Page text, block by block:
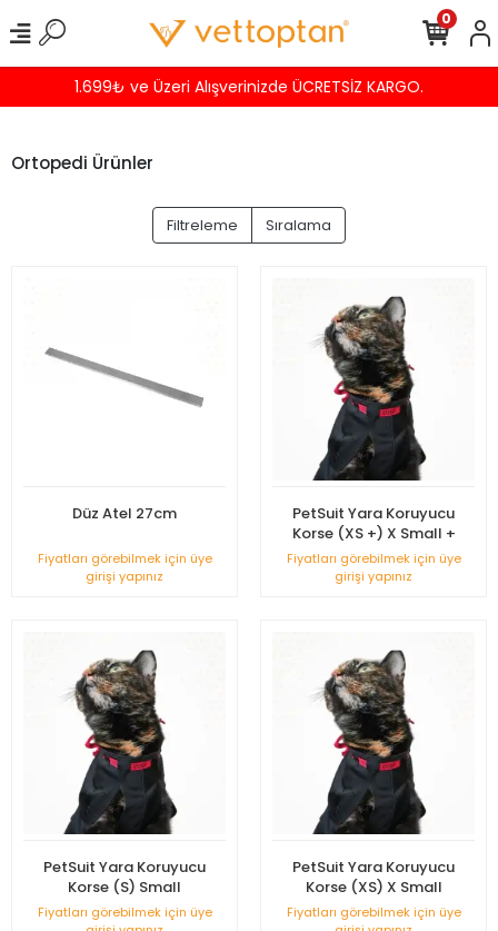
KARGO. Havalede %4
0
Ortopedi Ürünler
Filtreleme Sıralama
Düz Atel 27cm
Fiyatları görebilmek için üye
girişi yapınız
PetSuit Yara Koruyucu
Korse (XS +) X Small +
Fiyatları görebilmek için üye
girişi yapınız
PetSuit Yara Koruyucu
Korse (S) Small
Fiyatları görebilmek için üye
PetSuit Yara Koruyucu
Korse (XS) X Small
Fiyatları görebilmek için üye